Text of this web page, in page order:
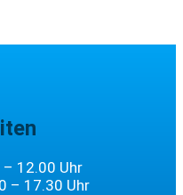
12.00 Uhr
– 17.30 Uhr